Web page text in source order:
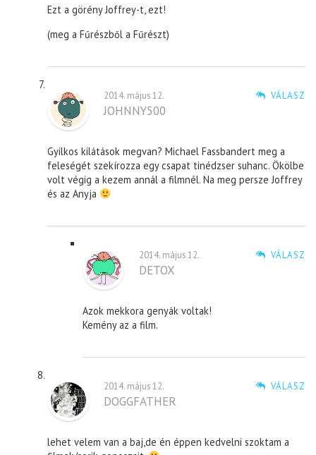
Ezt a görény Joffrey-t, ezt!
(meg a Fűrészből a Fűrészt)
VÁLASZ
2014. május 12.
JOHNNY500
Gyilkos kilátások megvan? Michael Fassbandert meg a
feleségét szekírozza egy csapat tinédzser suhanc. Ökölbe
volt végig a kezem annál a filmnél. Na meg persze Joffrey
és az Anyja
VÁLASZ
2014. május 12.
DETOX
Azok mekkora genyák voltak!
Kemény az a film.
VÁLASZ
2014. május 12.
DOGGFATHER
lehet velem van a baj,de én éppen kedvelni szoktam a